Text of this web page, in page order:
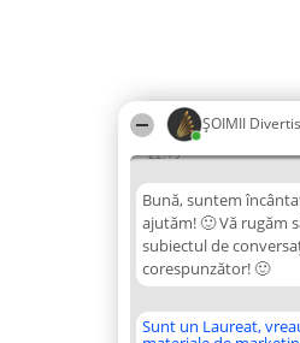
ŞOIMII
22:19
Bună, suntem
ajutăm! 🙂 Vă rugăm
subiectul de
corespunzător! 🙂
Sunt un Laureat,